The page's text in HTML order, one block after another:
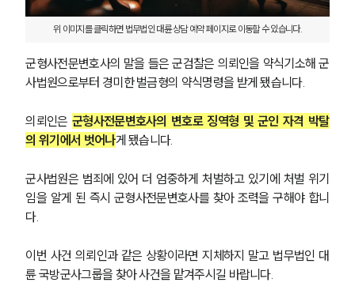
위 이미지를 클릭하면 법무법인 대륜 상담 예약 페이지로 이동할 수 있습니다.
군형사전문변호사의 말을 들은 군검찰은 의뢰인을 약식기소해 군
사법원으로부터 경미한 벌금형의 약식명령을 받게 됐습니다.
의뢰인은 군형사전문변호사의 변호로 징역형 및 군인 자격 박탈
의 위기에서 벗어나게 됐습니다.
군사법원은 범죄에 있어 더 엄중하게 처벌하고 있기에 처벌 위기
임을 알게 된 즉시 군형사전문변호사를 찾아 조력을 구해야 합니
다.
이번 사건 의뢰인과 같은 상황이라면 지체하지 말고 법무법인 대
륜 국방군사그룹을 찾아 사건을 맡겨주시길 바랍니다.